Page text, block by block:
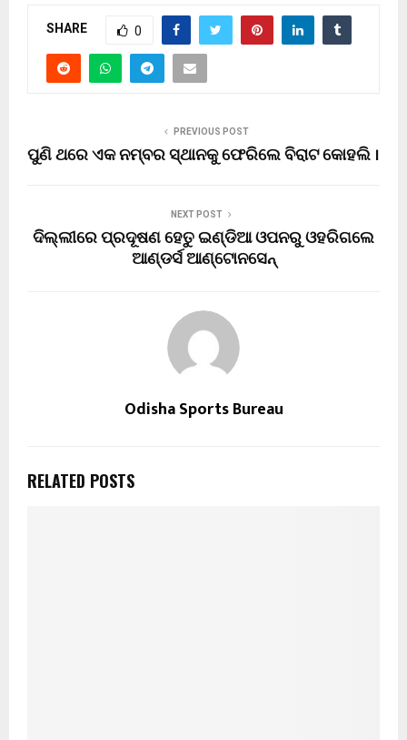
SHARE 0
PREVIOUS POST
ପୁଣି ଥରେ ଏକ ନମ୍ବର ସ୍ଥାନକୁ ଫେରିଲେ ବିରାଟ କୋହଲି ।
NEXT POST
ଦିଲ୍ଲୀରେ ପ୍ରଦୂଷଣ ହେତୁ ଇଣ୍ଡିଆ ଓପନରୁ ଓହରିଗଲେ
ଆଣ୍ଡର୍ସ ଆଣ୍ଟୋନସେନ୍
Odisha Sports Bureau
RELATED POSTS